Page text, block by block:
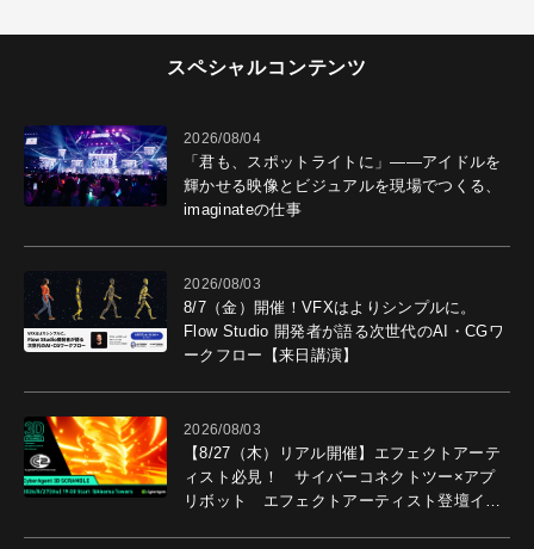
スペシャルコンテンツ
2026/08/04
「君も、スポットライトに」――アイドルを
輝かせる映像とビジュアルを現場でつくる、
imaginateの仕事
2026/08/03
8/7（金）開催！VFXはよりシンプルに。
Flow Studio 開発者が語る次世代のAI・CGワ
ークフロー【来日講演】
2026/08/03
【8/27（木）リアル開催】エフェクトアーテ
ィスト必見！ サイバーコネクトツー×アプ
リボット エフェクトアーティスト登壇イベ